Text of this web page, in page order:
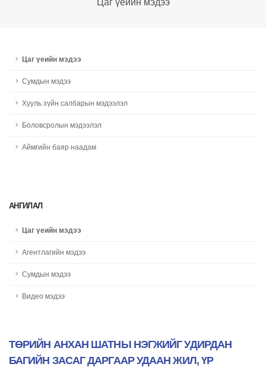
Цаг үеийн мэдээ
Цаг үеийн мэдээ
Сумдын мэдээ
Хууль зүйн салбарын мэдээлэл
Боловсролын мэдээлэл
Аймгийн баяр наадам
АНГИЛАЛ
Цаг үеийн мэдээ
Агентлагийн мэдээ
Сумдын мэдээ
Видео мэдээ
ТӨРИЙН АНХАН ШАТНЫ НЭГЖИЙГ УДИРДАН
БАГИЙН ЗАСАГ ДАРГААР УДААН ЖИЛ, ҮР